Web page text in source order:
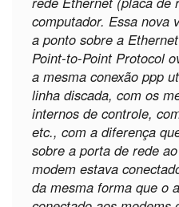
computador. Essa nova
a ponto sobre a
Point-to-Point Protocol
a mesma conexão ppp
linha discada, com os
internos de controle,
etc., com a diferença
sobre a porta de rede
modem estava
da mesma forma que o